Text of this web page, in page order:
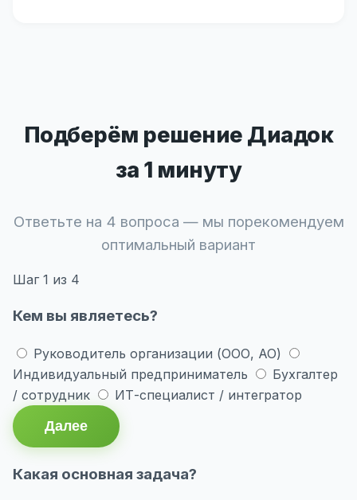
Подберём решение Диадок
за 1 минуту
Ответьте на 4 вопроса — мы порекомендуем
оптимальный вариант
Шаг 1 из 4
Кем вы являетесь?
Руководитель организации (ООО, АО)
Индивидуальный предприниматель
Бухгалтер
/ сотрудник
ИТ-специалист / интегратор
Далее
Какая основная задача?